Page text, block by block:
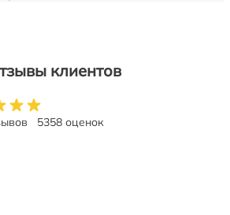
клиентов
5358 оценок